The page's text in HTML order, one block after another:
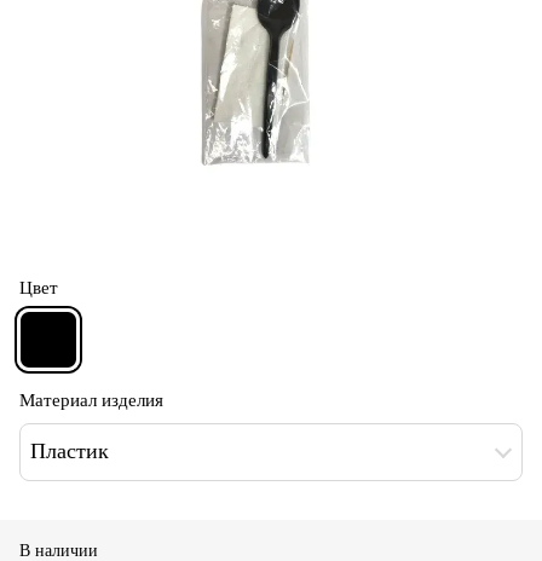
Цвет
Материал изделия
Пластик
В наличии